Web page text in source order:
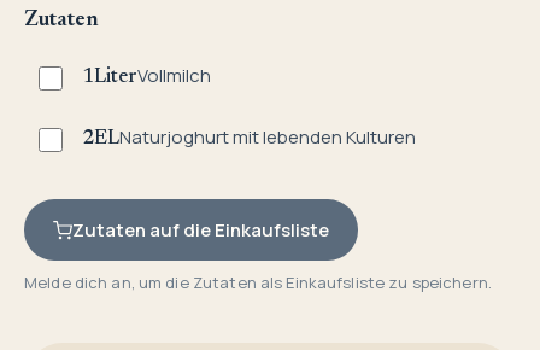
Zutaten
1LiterVollmilch
2ELNaturjoghurt mit lebenden Kulturen
Zutaten auf die Einkaufsliste
Melde dich an, um die Zutaten als Einkaufsliste zu speichern.